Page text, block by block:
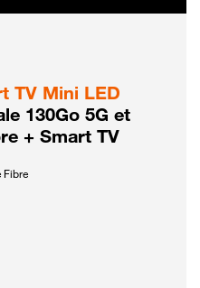
TV Mini LED
130Go 5G et
+ Smart TV
Fibre